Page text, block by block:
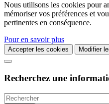
Nous utilisons les cookies pour
mémoriser vos préférences et
pertinentes en conséquence.
Pour en savoir plus
Accepter les cookies Modifier
Recherchez une